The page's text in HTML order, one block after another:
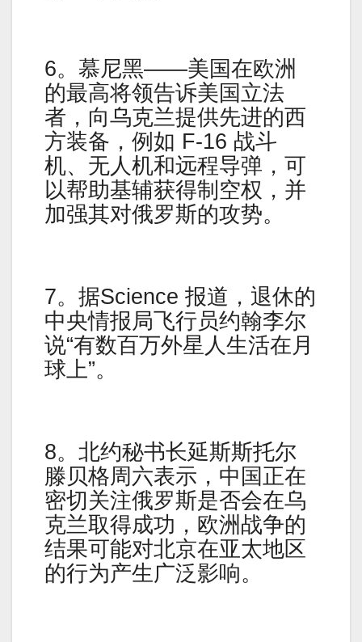
6。慕尼黑——美国在欧洲
的最高将领告诉美国立法
者，向乌克兰提供先进的西
方装备，例如 F-16 战斗
机、无人机和远程导弹，可
以帮助基辅获得制空权，并
加强其对俄罗斯的攻势。
7。据Science 报道，退休的
中央情报局飞行员约翰李尔
说“有数百万外星人生活在月
球上”。
8。北约秘书长延斯斯托尔
滕贝格周六表示，中国正在
密切关注俄罗斯是否会在乌
克兰取得成功，欧洲战争的
结果可能对北京在亚太地区
的行为产生广泛影响。